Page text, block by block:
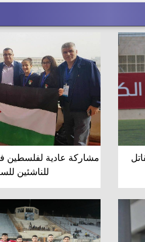
مشاركة عادية لفلسطين
للناشئين